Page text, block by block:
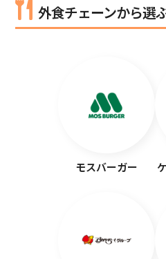
外食チェーンから選
モスバーガー